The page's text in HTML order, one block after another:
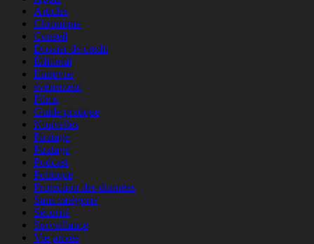
Articles
Chronique
Conseil
Dossier de crédit
Éditorial
Entrevue
événement
Films
Guide pratique
Nouvelles
Piratage
Piratage
Podcast
Politique
Protection des données
Sans catégorie
Sécurité
Surveillance
Vie privée